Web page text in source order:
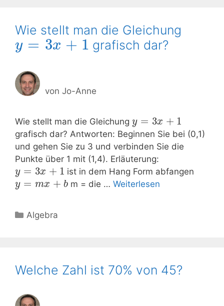
Wie stellt man die Gleichung
y = 3x + 1 grafisch dar?
von Jo-Anne
Wie stellt man die Gleichung y = 3x + 1
grafisch dar? Antworten: Beginnen Sie bei (0,1)
und gehen Sie zu 3 und verbinden Sie die
Punkte über 1 mit (1,4). Erläuterung:
y = 3x + 1 ist in dem Hang Form abfangen
y = mx + b m = die …Weiterlesen
Kategorien
Algebra
Welche Zahl ist 70% von 45?